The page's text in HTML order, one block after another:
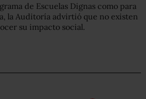
de Escuelas Dignas como para
la Auditoría advirtió que no existen
su impacto social.